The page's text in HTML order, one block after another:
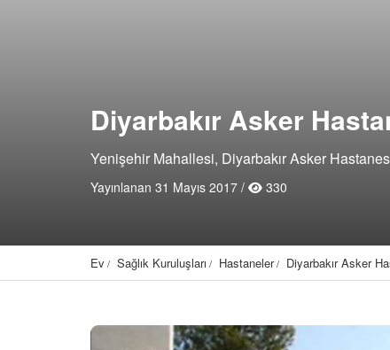
Diyarbakır Asker
Yenişehir Mahallesi, Diyarbakır Asker
Yayınlanan 31 Mayıs 2017 / 330
Ev Sağlık Kuruluşları Hastaneler Diyarbakır Asker